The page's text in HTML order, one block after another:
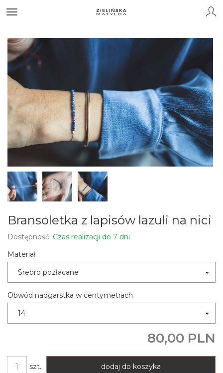
Bransoletka z lapisów lazuli na nici
Dostępność: Czas realizacji do 7 dni
Materiał
Srebro pozłacane
Obwód nadgarstka w centymetrach
14
80,00 PLN
szt. dodaj do koszyka